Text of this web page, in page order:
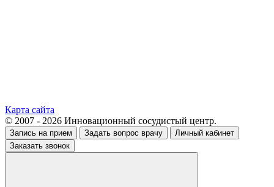
Карта сайта
© 2007 - 2026 Инновационный сосудистый центр.
Запись на прием Задать вопрос врачу
Личный кабинет
Заказать звонок